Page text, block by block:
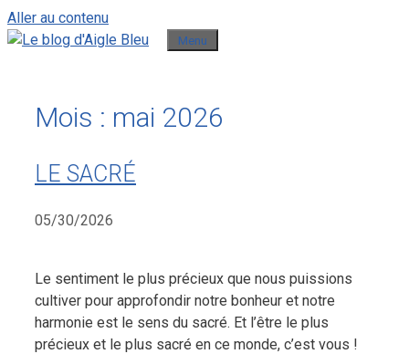
Aller au contenu
Menu
Mois : mai 2026
LE SACRÉ
05/30/2026
Le sentiment le plus précieux que nous puissions
cultiver pour approfondir notre bonheur et notre
harmonie est le sens du sacré. Et l’être le plus
précieux et le plus sacré en ce monde, c’est vous !